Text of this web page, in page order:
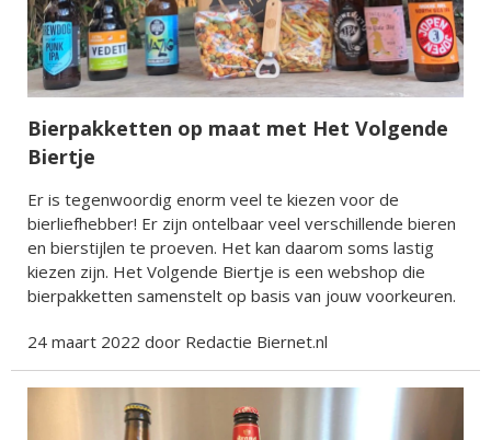
Bierpakketten op maat met Het Volgende
Biertje
Er is tegenwoordig enorm veel te kiezen voor de
bierliefhebber! Er zijn ontelbaar veel verschillende bieren
en bierstijlen te proeven. Het kan daarom soms lastig
kiezen zijn. Het Volgende Biertje is een webshop die
bierpakketten samenstelt op basis van jouw voorkeuren.
24 maart 2022 door Redactie Biernet.nl